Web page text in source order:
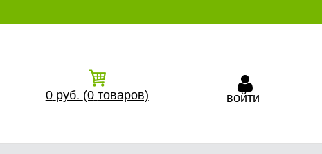
0 руб. (0 товаров) войти